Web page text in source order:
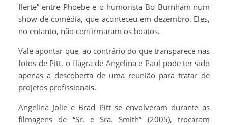
flerte” entre Phoebe e o humorista Bo Burnham num
show de comédia, que aconteceu em dezembro. Eles,
no entanto, não confirmaram os boatos.
Vale apontar que, ao contrário do que transparece nas
fotos de Pitt, o flagra de Angelina e Paul pode ter sido
apenas a descoberta de uma reunião para tratar de
projetos profissionais.
Angelina Jolie e Brad Pitt se envolveram durante as
filmagens de “Sr. e Sra. Smith” (2005), trocaram